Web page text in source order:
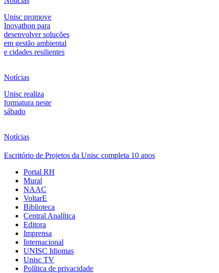
Unisc promove
Inovathon para
desenvolver soluções
em gestão ambiental
e cidades resilientes
Notícias
Unisc realiza
formatura neste
sábado
Notícias
Escritório de Projetos da Unisc completa 10 anos
Portal RH
Mural
NAAC
VoltarE
Biblioteca
Central Analítica
Editora
Imprensa
Internacional
UNISC Idiomas
Unisc TV
Política de privacidade